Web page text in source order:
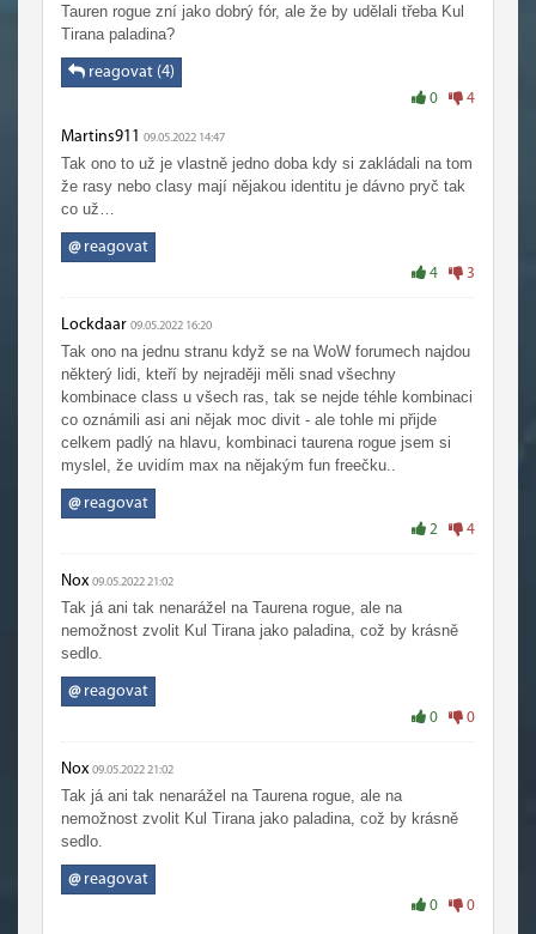
Tauren rogue zní jako dobrý fór, ale že by udělali třeba Kul
Tirana paladina?
reagovat (4)
0 4
Martins911 09.05.2022 14:47
Tak ono to už je vlastně jedno doba kdy si zakládali na tom
že rasy nebo clasy mají nějakou identitu je dávno pryč tak
co už…
@reagovat
4 3
Lockdaar 09.05.2022 16:20
Tak ono na jednu stranu když se na WoW forumech najdou
některý lidi, kteří by nejraději měli snad všechny
kombinace class u všech ras, tak se nejde téhle kombinaci
co oznámili asi ani nějak moc divit - ale tohle mi přijde
celkem padlý na hlavu, kombinaci taurena rogue jsem si
myslel, že uvidím max na nějakým fun freečku..
@reagovat
2 4
Nox 09.05.2022 21:02
Tak já ani tak nenarážel na Taurena rogue, ale na
nemožnost zvolit Kul Tirana jako paladina, což by krásně
sedlo.
@reagovat
0 0
Nox 09.05.2022 21:02
Tak já ani tak nenarážel na Taurena rogue, ale na
nemožnost zvolit Kul Tirana jako paladina, což by krásně
sedlo.
@reagovat
0 0